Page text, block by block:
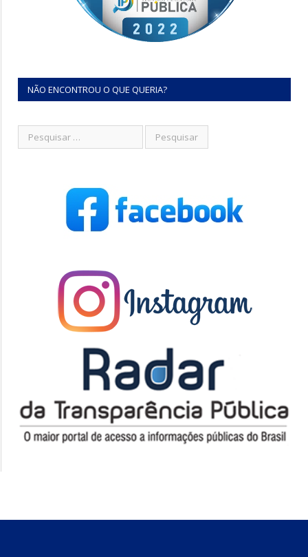
NÃO ENCONTROU O QUE QUERIA?